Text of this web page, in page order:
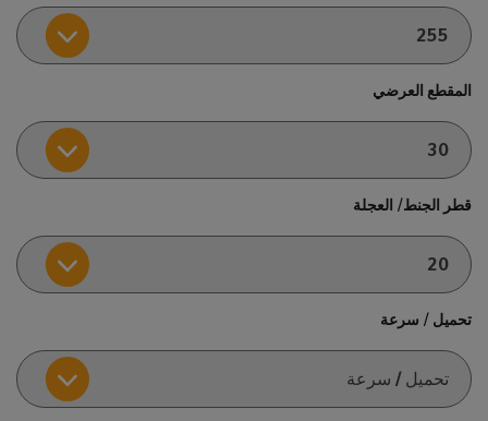
المقطع العرضي
قطر الجنط/ العجلة
تحميل / سرعة